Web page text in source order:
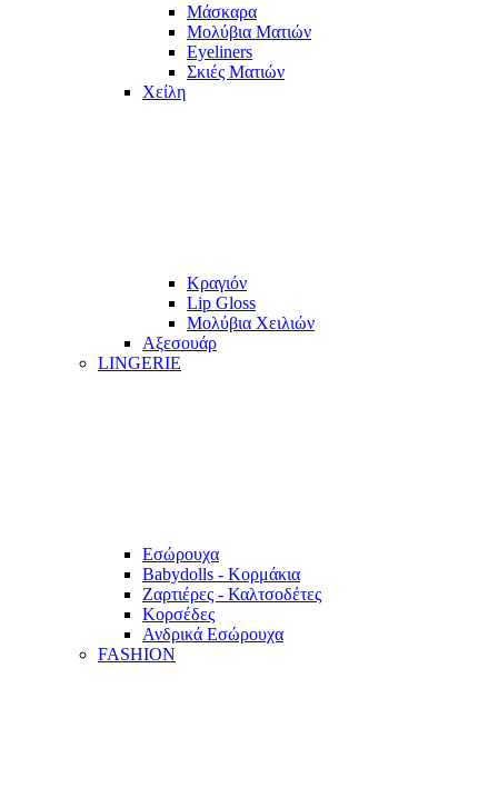
Μάσκαρα
Μολύβια Ματιών
Eyeliners
Σκιές Ματιών
Χείλη
Κραγιόν
Lip Gloss
Μολύβια Χειλιών
Αξεσουάρ
LINGERIE
Εσώρουχα
Babydolls - Κορμάκια
Ζαρτιέρες - Καλτσοδέτες
Κορσέδες
Ανδρικά Εσώρουχα
FASHION